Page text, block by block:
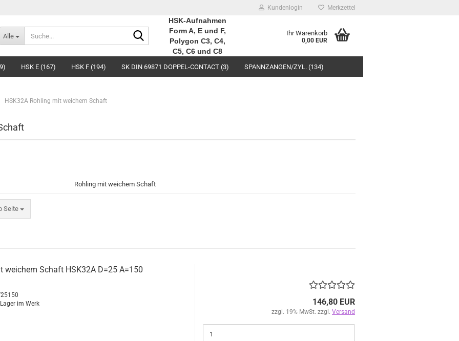
Kundenlogin Merkzettel
Alle
Suche...
HSK-Aufnahmen
Form A, E und F,
Polygon C3, C4,
C5, C6 und C8
Ihr Warenkorb
0,00 EUR
HSK E (167) HSK F (194) SK DIN 69871 DOPPEL-CONTACT (3) SPANNZANGEN/ZYL. (134)
HSK32A Rohling mit weichem Schaft
Rohling mit weichem Schaft
Seite
weichem Schaft HSK32A D=25 A=150
im Werk
146,80 EUR
zzgl. 19% MwSt. zzgl. Versand